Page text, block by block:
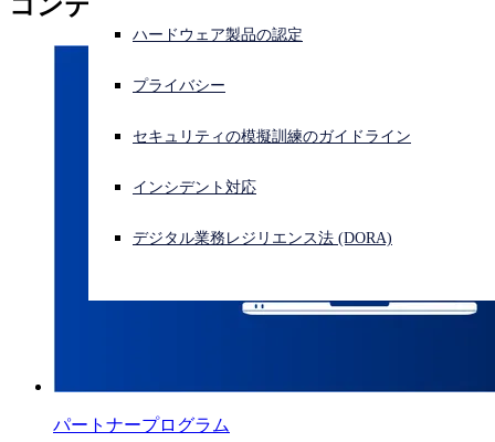
サイバー攻撃を受けている場合、連絡先はこちら
ハードウェア製品の認定
プライバシー
セキュリティの模擬訓練のガイドライン
インシデント対応
デジタル業務レジリエンス法 (DORA)
コンテンツ提供
パートナープログラム